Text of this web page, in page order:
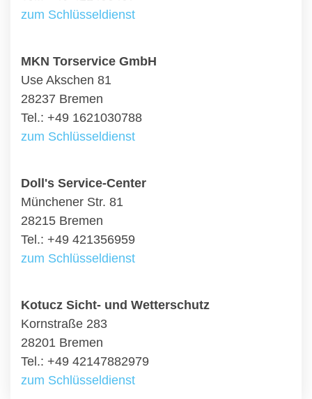
zum Schlüsseldienst
MKN Torservice GmbH
Use Akschen 81
28237 Bremen
Tel.: +49 1621030788
zum Schlüsseldienst
Doll's Service-Center
Münchener Str. 81
28215 Bremen
Tel.: +49 421356959
zum Schlüsseldienst
Kotucz Sicht- und Wetterschutz
Kornstraße 283
28201 Bremen
Tel.: +49 42147882979
zum Schlüsseldienst